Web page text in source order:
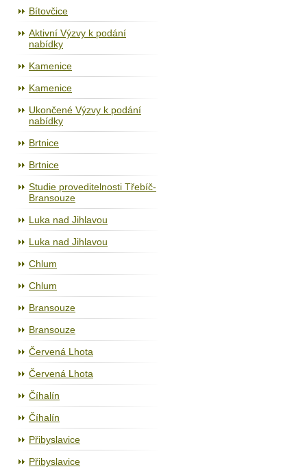
Bítovčice
Aktivní Výzvy k podání
nabídky
Kamenice
Kamenice
Ukončené Výzvy k podání
nabídky
Brtnice
Brtnice
Studie proveditelnosti Třebíč-
Bransouze
Luka nad Jihlavou
Luka nad Jihlavou
Chlum
Chlum
Bransouze
Bransouze
Červená Lhota
Červená Lhota
Číhalín
Číhalín
Přibyslavice
Přibyslavice